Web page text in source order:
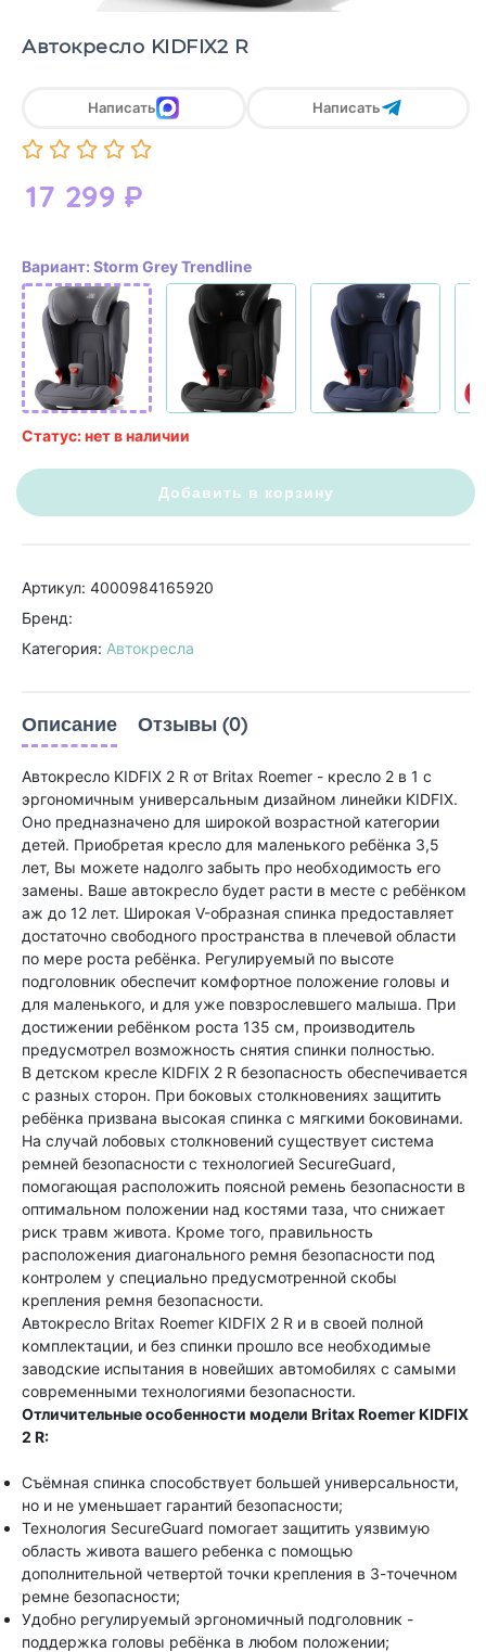
Автокресло KIDFIX2 R
17 299 ₽
Написать Написать
Вариант: Storm Grey Trendline
Статус: нет в наличии
Добавить в корзину
Артикул: 4000984165920
Бренд:
Категория: Автокресла
Описание Отзывы (0)
Автокресло KIDFIX 2 R от Britax Roemer - кресло 2 в 1 с
эргономичным универсальным дизайном линейки KIDFIX.
Оно предназначено для широкой возрастной категории
детей. Приобретая кресло для маленького ребёнка 3,5
лет, Вы можете надолго забыть про необходимость его
замены. Ваше автокресло будет расти в месте с ребёнком
аж до 12 лет. Широкая V-образная спинка предоставляет
достаточно свободного пространства в плечевой области
по мере роста ребёнка. Регулируемый по высоте
подголовник обеспечит комфортное положение головы и
для маленького, и для уже повзрослевшего малыша. При
достижении ребёнком роста 135 см, производитель
предусмотрел возможность снятия спинки полностью.
В детском кресле KIDFIX 2 R безопасность обеспечивается
с разных сторон. При боковых столкновениях защитить
ребёнка призвана высокая спинка с мягкими боковинами.
На случай лобовых столкновений существует система
ремней безопасности с технологией SecureGuard,
помогающая расположить поясной ремень безопасности в
оптимальном положении над костями таза, что снижает
риск травм живота. Кроме того, правильность
расположения диагонального ремня безопасности под
контролем у специально предусмотренной скобы
крепления ремня безопасности.
Автокресло Britax Roemer KIDFIX 2 R и в своей полной
комплектации, и без спинки прошло все необходимые
заводские испытания в новейших автомобилях с самыми
современными технологиями безопасности.
Отличительные особенности модели Britax Roemer KIDFIX
2 R:
Съёмная спинка способствует большей универсальности,
но и не уменьшает гарантий безопасности;
Технология SecureGuard помогает защитить уязвимую
область живота вашего ребенка с помощью
дополнительной четвертой точки крепления в 3-точечном
ремне безопасности;
Удобно регулируемый эргономичный подголовник -
поддержка головы ребёнка в любом положении;